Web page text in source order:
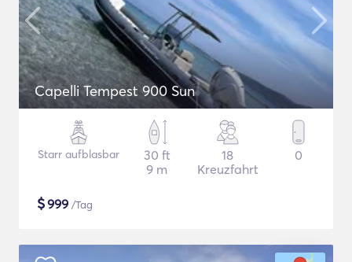
Capelli Tempest 900 Sun
Starr aufblasbar
30 ft
9 m
18
Kreuzfahrt
0
$999 /Tag